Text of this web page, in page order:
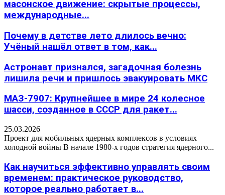
масонское движение: скрытые процессы,
международные...
Почему в детстве лето длилось вечно:
Учёный нашёл ответ в том, как...
Астронавт признался, загадочная болезнь
лишила речи и пришлось эвакуировать МКС
МАЗ-7907: Крупнейшее в мире 24 колесное
шасси, созданное в СССР для ракет...
25.03.2026
Проект для мобильных ядерных комплексов в условиях
холодной войны В начале 1980-х годов стратегия ядерного...
Как научиться эффективно управлять своим
временем: практическое руководство,
которое реально работает в...